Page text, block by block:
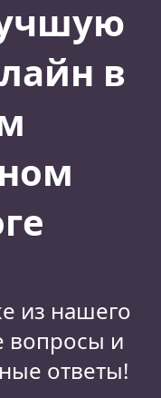
в
из нашего
вопросы и
ответы!